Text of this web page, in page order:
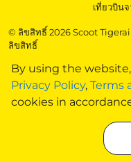
By using the
Privacy Policy, Terms
cookies in
เที่ยวบิน
© ลิขสิทธิ์ 2026 Scoot
ลิขสิทธิ์